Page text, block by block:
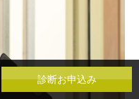
診断お申込み